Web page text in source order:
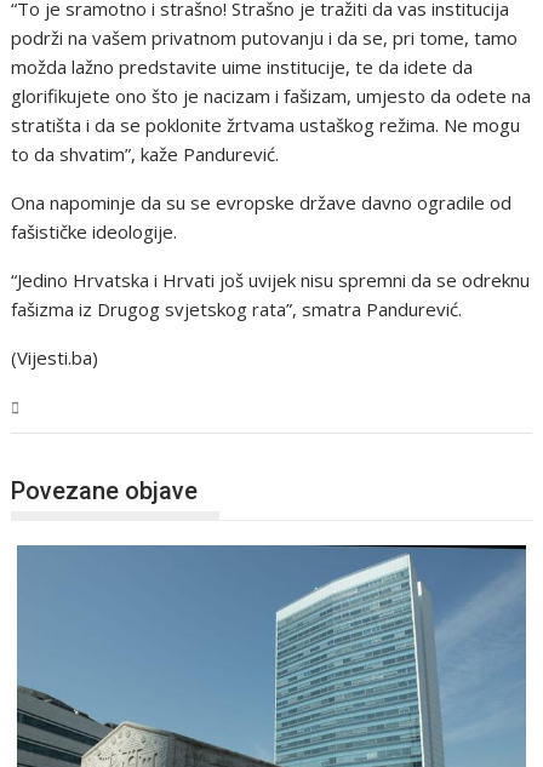
“To je sramotno i strašno! Strašno je tražiti da vas institucija
podrži na vašem privatnom putovanju i da se, pri tome, tamo
možda lažno predstavite uime institucije, te da idete da
glorifikujete ono što je nacizam i fašizam, umjesto da odete na
stratišta i da se poklonite žrtvama ustaškog režima. Ne mogu
to da shvatim”, kaže Pandurević.
Ona napominje da su se evropske države davno ogradile od
fašističke ideologije.
“Jedino Hrvatska i Hrvati još uvijek nisu spremni da se odreknu
fašizma iz Drugog svjetskog rata”, smatra Pandurević.
(Vijesti.ba)
Povezane objave